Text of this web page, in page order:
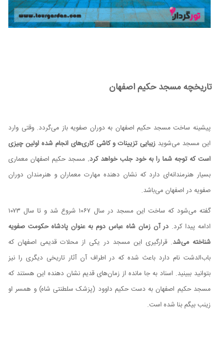
تاریخچه مسجد حکیم اصفهان
پیشینه ساخت مسجد حکیم اصفهان به دوران صفویه باز می‌گردد. وقتی وارد
این مسجد می‌شوید زیبایی تزیینات و کاشی کاری‌های انجام شده اولین چیزی
است که توجه شما را به خود جلب خواهد کرد. مسجد حکیم اصفهان معماری
بسیار هنرمندانه‌ای دارد که نشان دهنده مهارت معماران و هنرمندان دوران
صفویه در اصفهان می‌باشد.
گفته می‌شود که ساخت این مسجد در سال ۱۰۶۷ شروع شد و تا سال ۱۰۷۳
ادامه پیدا کرد. در آن زمان شاه عباس دوم به عنوان پادشاه حکومت صفویه
شناخته می‌شد. قرارگیری این مسجد در یکی از محلات قدیمی اصفهان که
باب‌الدشت نام دارد باعث شده که در اطراف آن آثار تاریخی دیگری را نیز
بتوانید ببینید. اسناد به جا مانده از زمان‌های قدیم نشان دهنده این هستند که
مسجد حکیم اصفهان به دست حکیم داوود (پزشک سلطنتی شاه) و همسر او
زینب بیگم بنا شده است.